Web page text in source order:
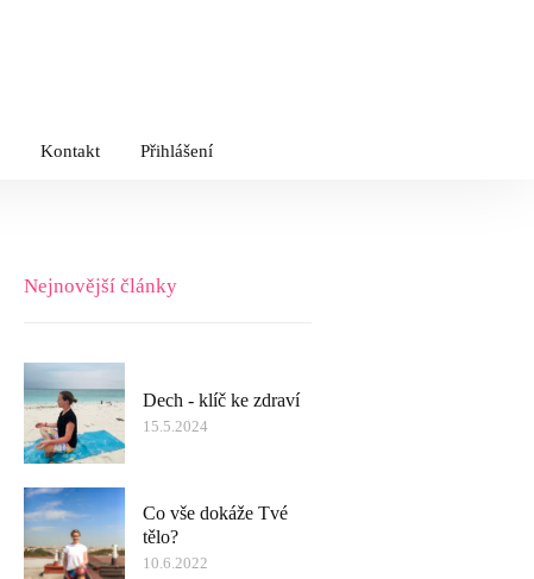
Kontakt Přihlášení
Nejnovější články
Dech - klíč ke zdraví
15.5.2024
Co vše dokáže Tvé
tělo?
10.6.2022